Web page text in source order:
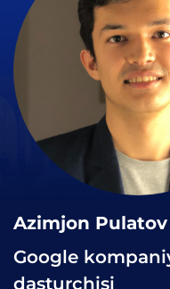
Azimjon Pulatov
Google
dasturchisi